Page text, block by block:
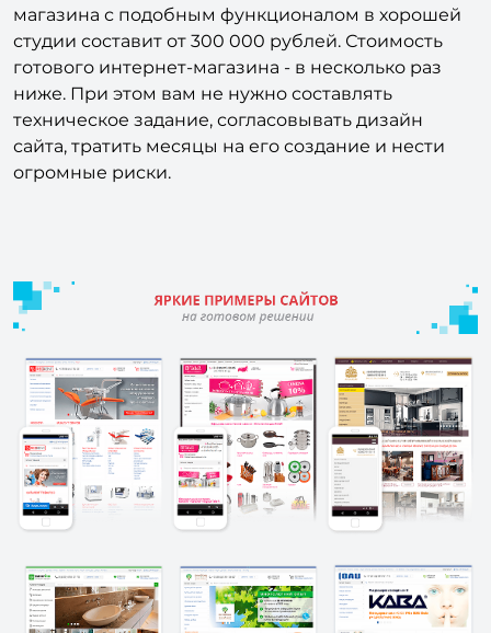
магазина с подобным функционалом в хорошей
студии составит от 300 000 рублей. Стоимость
готового интернет-магазина - в несколько раз
ниже. При этом вам не нужно составлять
техническое задание, согласовывать дизайн
сайта, тратить месяцы на его создание и нести
огромные риски.